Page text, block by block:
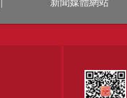
新聞媒體網站